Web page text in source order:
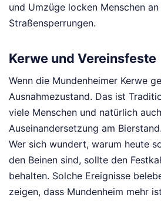
und Umzüge locken Menschen
Straßensperrungen.
Kerwe und Vereinsfeste
Wenn die Mundenheimer Kerwe
Ausnahmezustand. Das ist
viele Menschen und natürlich
Auseinandersetzung am
Wer sich wundert, warum heute
den Beinen sind, sollte den
behalten. Solche Ereignisse
zeigen, dass Mundenheim mehr